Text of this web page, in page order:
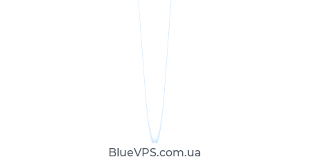
BlueVPS.com.ua